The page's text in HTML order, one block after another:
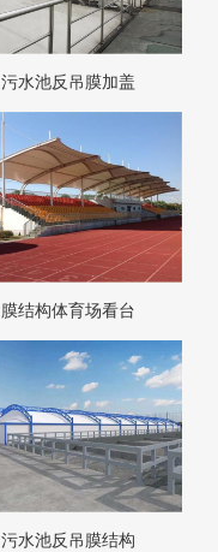
污水池反吊膜加盖
膜结构体育场看台
污水池反吊膜结构